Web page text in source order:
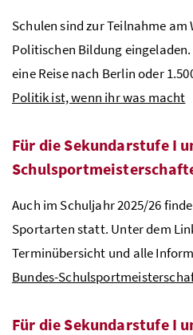
Schulen sind zur Teilnahme
Politischen Bildung
eine Reise nach Berlin oder
Politik ist, wenn ihr was macht
Für die Sekundarstufe I
Auch im Schuljahr 2025/26
Sportarten statt. Unter dem
Terminübersicht und alle
Bundes-
Für die Sekundarstufe I